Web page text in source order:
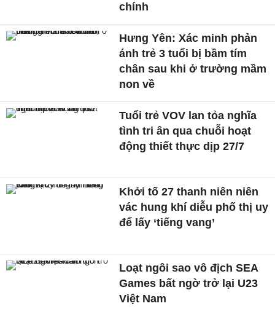
chính
Hưng Yên: Xác minh phản
ánh trẻ 3 tuổi bị bầm tím
chân sau khi ở trường mầm
non về
Tuổi trẻ VOV lan tỏa nghĩa
tình tri ân qua chuỗi hoạt
động thiết thực dịp 27/7
Khởi tố 27 thanh niên niên
vác hung khí diễu phố thị uy
để lấy ‘tiếng vang’
Loạt ngôi sao vô địch SEA
Games bất ngờ trở lại U23
Việt Nam